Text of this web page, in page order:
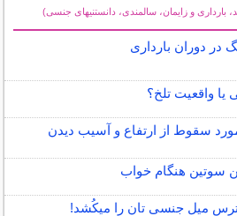
بارداری و زایمان، سالمندی، دانستنیهای جنسی)
در دوران بارداری
یا واقعیت تلخ؟
سقوط از ارتفاع و آسیب دیدن
سوتین هنگام خواب
میل جنسی تان را میکُشد!